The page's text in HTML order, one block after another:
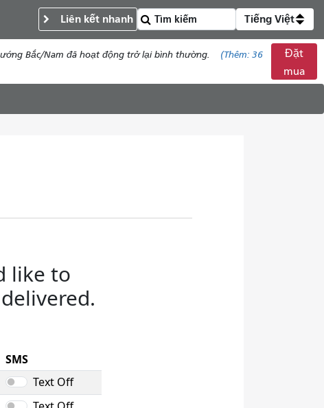
Liên kết nhanh Tiếng Việt
Bắc/Nam đã hoạt động trở lại bình thường. (Thêm: 36
Đặt
mua